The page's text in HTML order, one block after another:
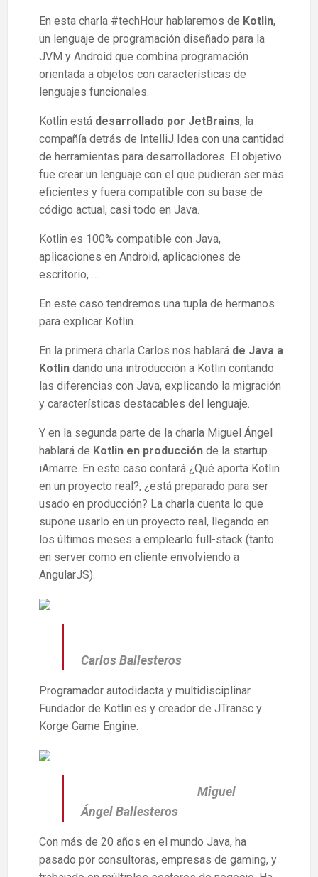
En esta charla #techHour hablaremos de Kotlin,
un lenguaje de programación diseñado para la
JVM y Android que combina programación
orientada a objetos con características de
lenguajes funcionales.
Kotlin está desarrollado por JetBrains, la
compañía detrás de IntelliJ Idea con una cantidad
de herramientas para desarrolladores. El objetivo
fue crear un lenguaje con el que pudieran ser más
eficientes y fuera compatible con su base de
código actual, casi todo en Java.
Kotlin es 100% compatible con Java,
aplicaciones en Android, aplicaciones de
escritorio, …
En este caso tendremos una tupla de hermanos
para explicar Kotlin.
En la primera charla Carlos nos hablará de Java a
Kotlin dando una introducción a Kotlin contando
las diferencias con Java, explicando la migración
y características destacables del lenguaje.
Y en la segunda parte de la charla Miguel Ángel
hablará de Kotlin en producción de la startup
iAmarre. En este caso contará ¿Qué aporta Kotlin
en un proyecto real?, ¿está preparado para ser
usado en producción? La charla cuenta lo que
supone usarlo en un proyecto real, llegando en
los últimos meses a emplearlo full-stack (tanto
en server como en cliente envolviendo a
AngularJS).
Carlos Ballesteros
Programador autodidacta y multidisciplinar.
Fundador de Kotlin.es y creador de JTransc y
Korge Game Engine.
Miguel
Ángel Ballesteros
Con más de 20 años en el mundo Java, ha
pasado por consultoras, empresas de gaming, y